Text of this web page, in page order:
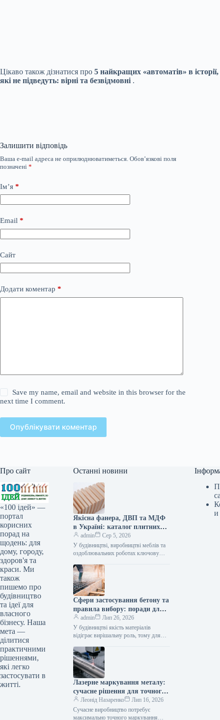
Цікаво також дізнатися про 5 найкращих «автоматів» в історії,
які не підведуть: вірні та безвідмовні .
Залишити відповідь
Ваша e-mail адреса не оприлюднюватиметься. Обов’язкові поля
позначені *
Ім’я *
Email *
Сайт
Додати коментар *
Save my name, email and website in this browser for the
next time I comment.
Опублікувати коментар
Про сайт
«100 ідей» —
портал
корисних
порад на
щодень: для
дому, городу,
здоров'я та
краси. Ми
також
пишемо про
будівництво
та ідеї для
власного
бізнесу. Наша
мета —
ділитися
практичними
рішеннями,
які легко
застосувати в
житті.
Останні новини
Якісна фанера, ДВП та МДФ
в Україні: каталог плитних
матеріалів від «ВІН-ВУД»
admin
Сер 5, 2026
У будівництві, виробництві меблів та
оздоблювальних роботах ключову
сировини. Компанія «ВІН-ВУД» уже
тривалий час займається…
Сфери застосування бетону та
правила вибору: поради для
приватного й промислового
будівництва
admin
Лип 26, 2026
У будівництві якість матеріалів
відіграє вирішальну роль, тому для
обирати перевірених виробників, таких
як компанія Промбудцентр,…
Лазерне маркування металу:
сучасне рішення для точного
та довговічного нанесення
інформації
Леонід Назаренко
Лип 16, 2026
Сучасне виробництво потребує
максимально точного маркування
и